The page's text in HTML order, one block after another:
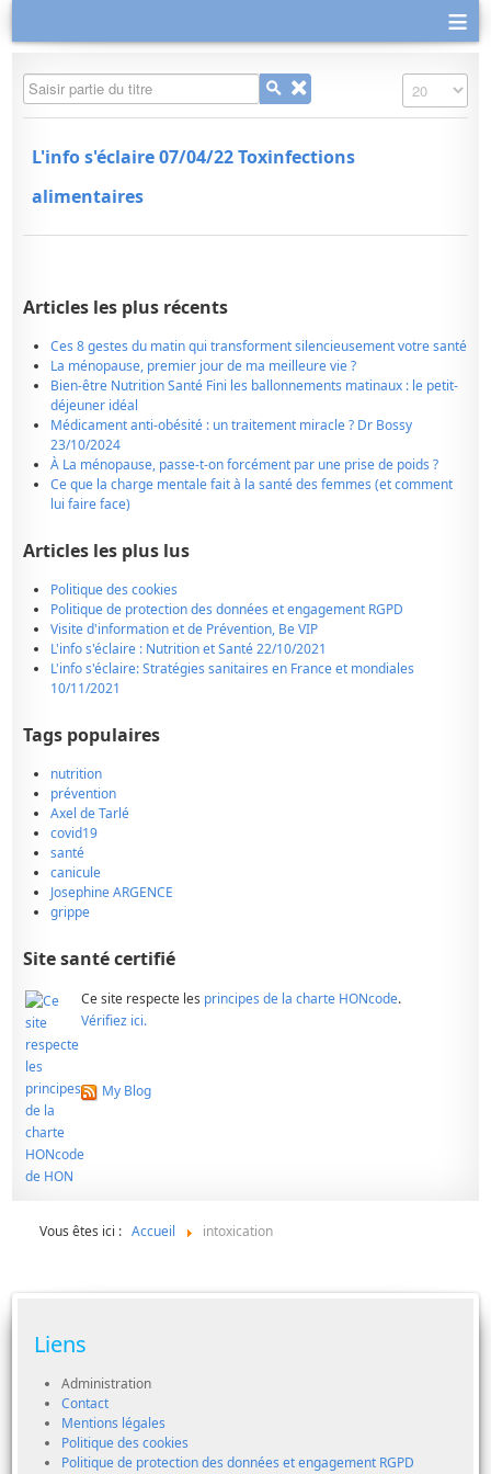
≡
Saisir partie du titre Affichage #
L'info s'éclaire 07/04/22 Toxinfections
alimentaires
Articles les plus récents
Ces 8 gestes du matin qui transforment silencieusement votre santé
La ménopause, premier jour de ma meilleure vie ?
Bien-être Nutrition Santé Fini les ballonnements matinaux : le petit-
déjeuner idéal
Médicament anti-obésité : un traitement miracle ? Dr Bossy
23/10/2024
À La ménopause, passe-t-on forcément par une prise de poids ?
Ce que la charge mentale fait à la santé des femmes (et comment
lui faire face)
Articles les plus lus
Politique des cookies
Politique de protection des données et engagement RGPD
Visite d'information et de Prévention, Be VIP
L'info s'éclaire : Nutrition et Santé 22/10/2021
L'info s'éclaire: Stratégies sanitaires en France et mondiales
10/11/2021
Tags populaires
nutrition
prévention
Axel de Tarlé
covid19
santé
canicule
Josephine ARGENCE
grippe
Site santé certifié
Ce site respecte les principes de la charte HONcode.
Vérifiez ici.
My Blog
Vous êtes ici : Accueil intoxication
Liens
Administration
Contact
Mentions légales
Politique des cookies
Politique de protection des données et engagement RGPD